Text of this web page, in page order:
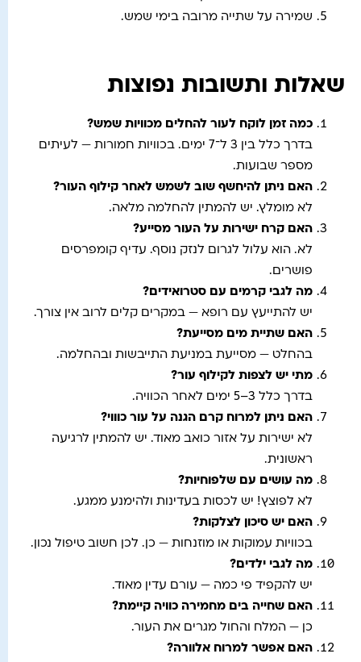
שמירה על שתייה מרובה בימי שמש.
שאלות ותשובות נפוצות
כמה זמן לוקח לעור להחלים מכוויות שמש?
בדרך כלל בין 3 ל־7 ימים. בכוויות חמורות — לעיתים
מספר שבועות.
האם ניתן להיחשף שוב לשמש לאחר קילוף העור?
לא מומלץ. יש להמתין להחלמה מלאה.
האם קרח ישירות על העור מסייע?
לא. הוא עלול לגרום לנזק נוסף. עדיף קומפרסים
פושרים.
מה לגבי קרמים עם סטרואידים?
יש להתייעץ עם רופא — במקרים קלים לרוב אין צורך.
האם שתיית מים מסייעת?
בהחלט — מסייעת במניעת התייבשות ובהחלמה.
מתי יש לצפות לקילוף עור?
בדרך כלל 3–5 ימים לאחר הכוויה.
האם ניתן למרוח קרם הגנה על עור כוווי?
לא ישירות על אזור כואב מאוד. יש להמתין לרגיעה
ראשונית.
מה עושים עם שלפוחיות?
לא לפוצץ! יש לכסות בעדינות ולהימנע ממגע.
האם יש סיכון לצלקות?
בכוויות עמוקות או מוזנחות — כן. לכן חשוב טיפול נכון.
מה לגבי ילדים?
יש להקפיד פי כמה — עורם עדין מאוד.
האם שחייה בים מחמירה כוויה קיימת?
כן — המלח והחול מגרים את העור.
האם אפשר למרוח אלוורה?